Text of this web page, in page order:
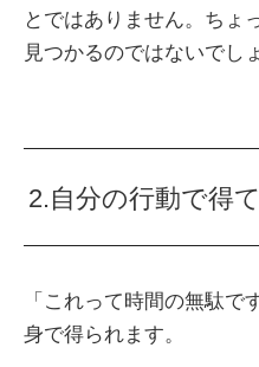
とではありません。ちょ
見つかるのではないでし
2.自分の行動で得
「これって時間の無駄で
身で得られます。